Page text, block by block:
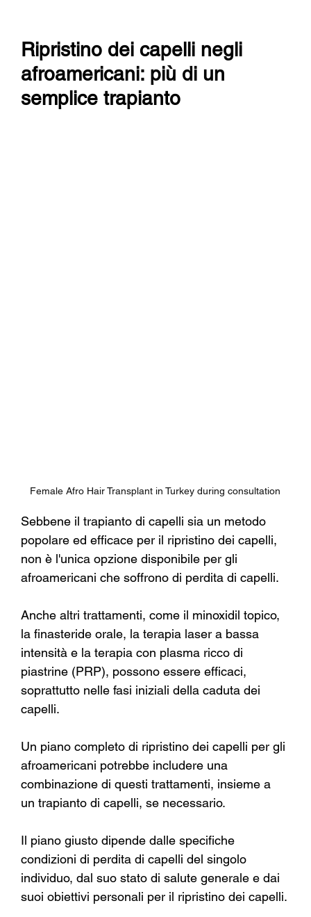
Ripristino dei capelli negli
afroamericani: più di un
semplice trapianto
Female Afro Hair Transplant in Turkey during consultation
Sebbene il trapianto di capelli sia un metodo
popolare ed efficace per il ripristino dei capelli,
non è l'unica opzione disponibile per gli
afroamericani che soffrono di perdita di capelli.
Anche altri trattamenti, come il minoxidil topico,
la finasteride orale, la terapia laser a bassa
intensità e la terapia con plasma ricco di
piastrine (PRP), possono essere efficaci,
soprattutto nelle fasi iniziali della caduta dei
capelli.
Un piano completo di ripristino dei capelli per gli
afroamericani potrebbe includere una
combinazione di questi trattamenti, insieme a
un trapianto di capelli, se necessario.
Il piano giusto dipende dalle specifiche
condizioni di perdita di capelli del singolo
individuo, dal suo stato di salute generale e dai
suoi obiettivi personali per il ripristino dei capelli.